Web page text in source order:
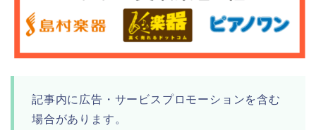
記事内に広告・サービスプロモーションを含む
場合があります。